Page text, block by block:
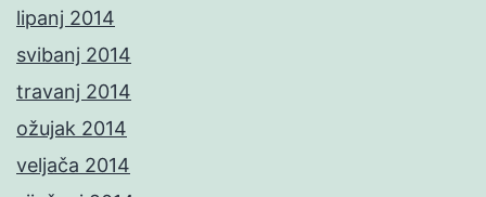
lipanj 2014
svibanj 2014
travanj 2014
ožujak 2014
veljača 2014